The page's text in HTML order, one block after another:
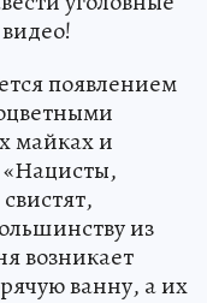
появлением
майках и
из
возникает
ванну, а их